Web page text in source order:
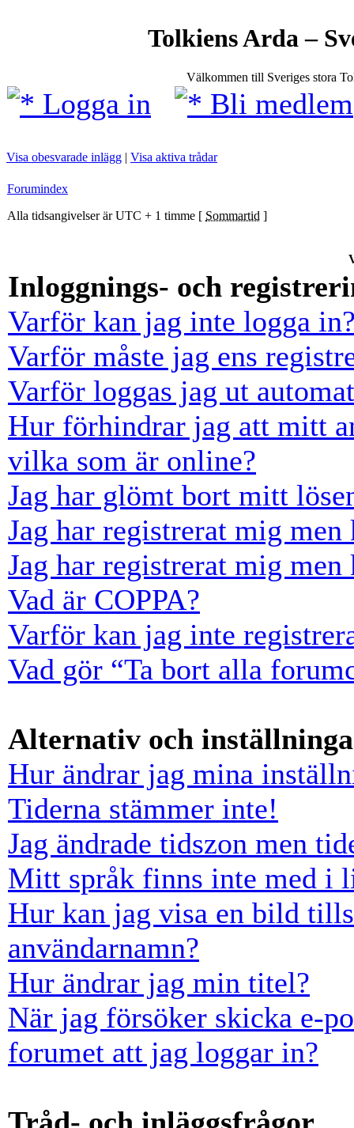
Tolkiens Arda –
Välkommen till Sveriges stora
Logga in Bli medlem
Visa obesvarade inlägg | Visa aktiva trådar
Forumindex
Alla tidsangivelser är UTC + 1 timme [ Sommartid ]
Inloggnings- och
Varför kan jag inte logga
Varför måste jag ens
Varför loggas jag ut
Hur förhindrar jag att mitt
vilka som är online?
Jag har glömt bort mitt
Jag har registrerat mig
Jag har registrerat mig
Vad är COPPA?
Varför kan jag inte
Vad gör “Ta bort alla
Alternativ och
Hur ändrar jag mina
Tiderna stämmer inte!
Jag ändrade tidszon men
Mitt språk finns inte med i
Hur kan jag visa en bild
användarnamn?
Hur ändrar jag min titel?
När jag försöker skicka e-
forumet att jag loggar in?